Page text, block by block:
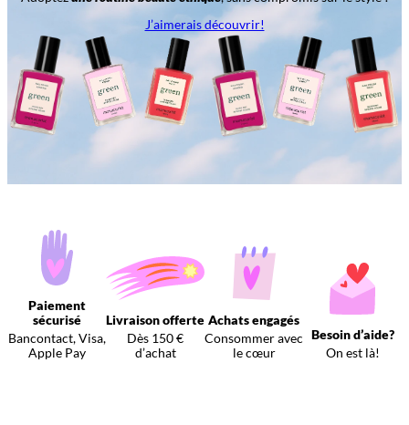
J’aimerais découvrir!
Paiement
sécurisé
Bancontact, Visa,
Apple Pay
Livraison offerte
Dès 150 €
d’achat
Achats engagés
Consommer avec
le cœur
Besoin d’aide?
On est là!